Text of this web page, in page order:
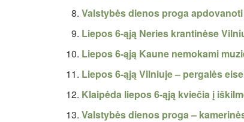
Valstybės dienos proga
Liepos 6-ąją Neries krantinėse
Liepos 6-ąją Kaune nemokami
Liepos 6-ąją Vilniuje – pergalės
Klaipėda liepos 6-ąją kviečia į
Valstybės dienos proga –